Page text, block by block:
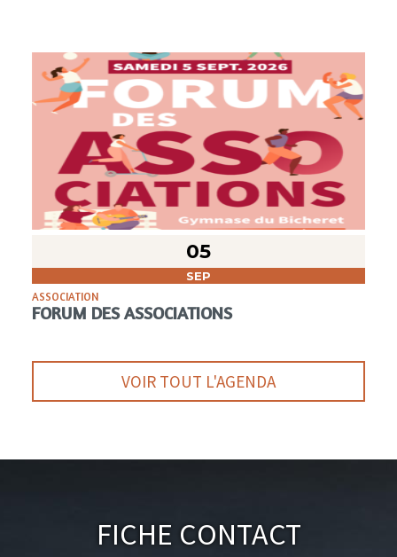
05
SEP
ASSOCIATION
FORUM DES ASSOCIATIONS
VOIR TOUT L'AGENDA
Fiche Contact